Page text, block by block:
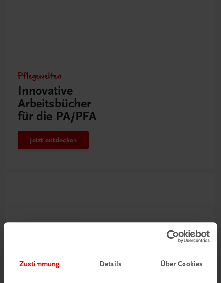
Zustimmung Details Über Cookies
Pflegewelten
Innovative
Arbeitsbücher
für die PA/PFA
Jetzt entdecken